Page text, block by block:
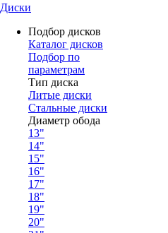
Диски
Подбор дисков
Каталог дисков
Подбор по
параметрам
Тип диска
Литые диски
Стальные диски
Диаметр обода
13"
14"
15"
16"
17"
18"
19"
20"